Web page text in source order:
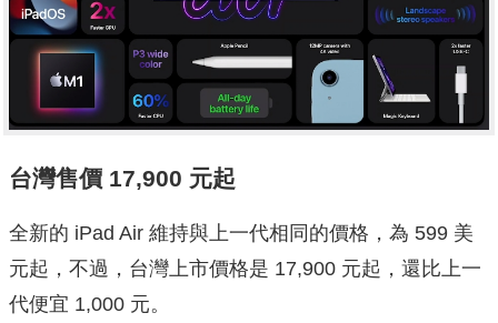
台灣售價 17,900 元起
全新的 iPad Air 維持與上一代相同的價格，為 599 美
元起，不過，台灣上市價格是 17,900 元起，還比上一
代便宜 1,000 元。